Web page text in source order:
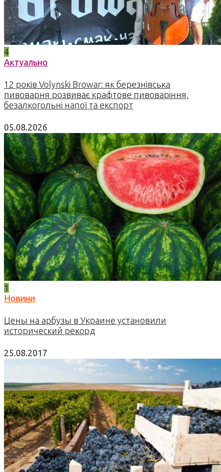
4
Актуально
12 років Volynski Browar: як березнівська
пивоварня розвиває крафтове пивоваріння,
безалкогольні напої та експорт
05.08.2026
1
Новини
Цены на арбузы в Украине установили
исторический рекорд
25.08.2017